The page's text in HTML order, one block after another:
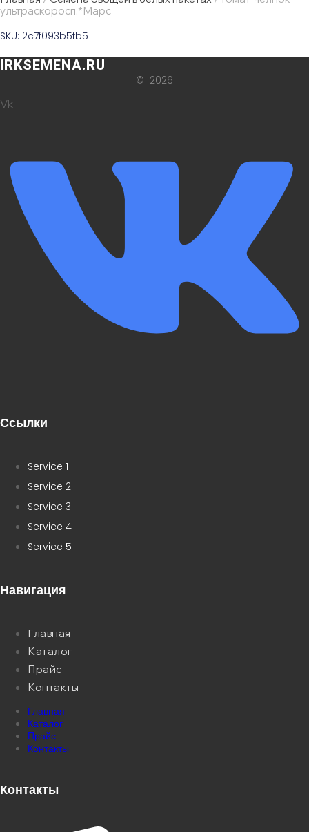
ультраскоросп.*Марс
SKU: 2c7f093b5fb5
IRKSEMENA.RU
© 2026
Vk
Ссылки
Service 1
Service 2
Service 3
Service 4
Service 5
Навигация
Главная
Каталог
Прайс
Контакты
Главная
Каталог
Прайс
Контакты
Контакты